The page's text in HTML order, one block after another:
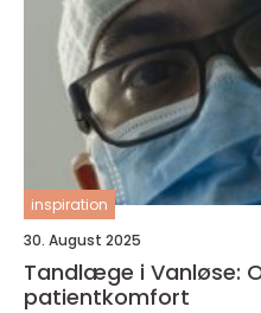
inspiration
30. August 2025
Tandlæge i Vanløse:
patientkomfort